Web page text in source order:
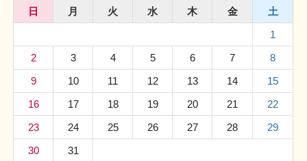
日 月 火 水 木 金
土
1
2
3 4 5 6 7
8
9
10 11 12 13 14
15
16
17 18 19 20 21
22
23
24 25 26 27 28
29
30
31